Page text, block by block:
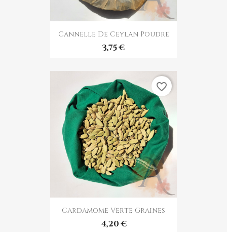
Cannelle De Ceylan Poudre
3,75 €
Cardamome Verte Graines
4,20 €
favorite_border